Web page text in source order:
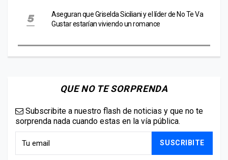
Aseguran que Griselda Siciliani y el líder de No Te Va
Gustar estarían viviendo un romance
QUE NO TE SORPRENDA
Subscribite a nuestro flash de noticias y que no te
sorprenda nada cuando estas en la vía pública.
SUSCRIBITE